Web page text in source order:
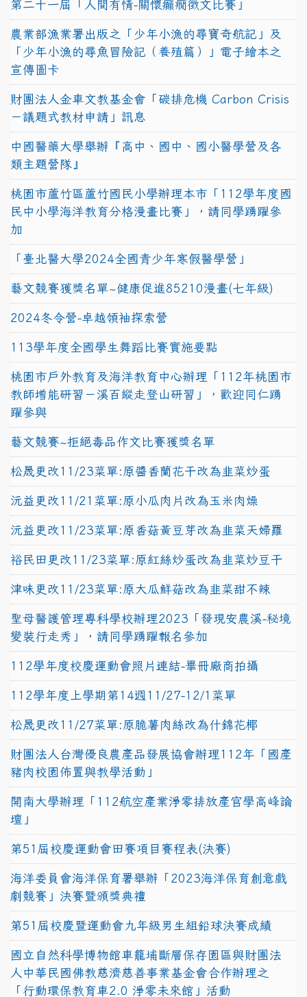
第二十一屆「人間有情-關懷癲癇徵文比賽」
農業部漁業署出版之「少年小漁的尋寶奇航記」及
「少年小漁的尋魚冒險記（養殖篇）」電子繪本之
宣傳圖卡
財團法人金車文教基金會「碳排危機 Carbon Crisis
－議題式教材申請」訊息
中國醫藥大學舉辦『高中、國中、國小醫學營及各
類主題營隊』
桃園市蘆竹區蘆竹國民小學辦理本市「112學年度國
民中小學海洋教育分格漫畫比賽」，請同學踴躍參
加
「臺北醫大學2024全國青少年寒假醫學營」
藝文競賽獲獎名單~健康促進85210漫畫(七年級)
2024冬令營-卓越領袖探索營
113學年度全國學生舞蹈比賽實施要點
桃園市戶外教育及海洋教育中心辦理「112年桃園市
教師增能研習－溪百縱走登山研習」，歡迎同仁踴
躍參與
藝文競賽~拒絕毒品作文比賽獲獎名單
松晟更改11/23菜單:原醬香蘭花干改為韭菜炒蛋
沅益更改11/21菜單:原小瓜肉片改為玉米肉燥
沅益更改11/23菜單:原香菇黃豆芽改為韭菜天婦羅
裕民田更改11/23菜單:原紅絲炒蛋改為韭菜炒豆干
津味更改11/23菜單:原大瓜鮮菇改為韭菜甜不辣
聖母醫護管理專科學校辦理2023「發現安農溪-秘境
變裝行走秀」，請同學踴躍報名參加
112學年度校慶運動會照片連結-畢冊廠商拍攝
112學年度上學期第14週11/27-12/1菜單
松晟更改11/27菜單:原脆薯肉絲改為什錦花椰
財團法人台灣優良農產品發展協會辦理112年「國產
豬肉校園佈置與教學活動」
開南大學辦理「112航空產業淨零排放產官學高峰論
壇」
第51屆校慶運動會田賽項目賽程表(決賽)
海洋委員會海洋保育署舉辦「2023海洋保育創意戲
劇競賽」決賽暨頒獎典禮
第51屆校慶暨運動會九年級男生組鉛球決賽成績
國立自然科學博物館車籠埔斷層保存園區與財團法
人中華民國佛教慈濟慈善事業基金會合作辦理之
「行動環保教育車2.0 淨零未來館」活動